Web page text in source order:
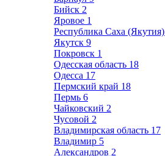
Бийск 2
Яровое 1
Республика Саха (Якутия)
Якутск 9
Покровск 1
Одесская область 18
Одесса 17
Пермский край 18
Пермь 6
Чайковский 2
Чусовой 2
Владимирская область 17
Владимир 5
Александров 2